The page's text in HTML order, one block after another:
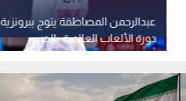
عبدالرحمن المصاطفة يتوج ببرونزية
دورة الألعاب العالمية بالصين